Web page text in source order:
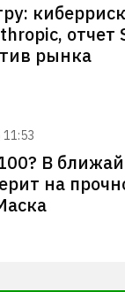
отчет
рынка
11:53
В
на